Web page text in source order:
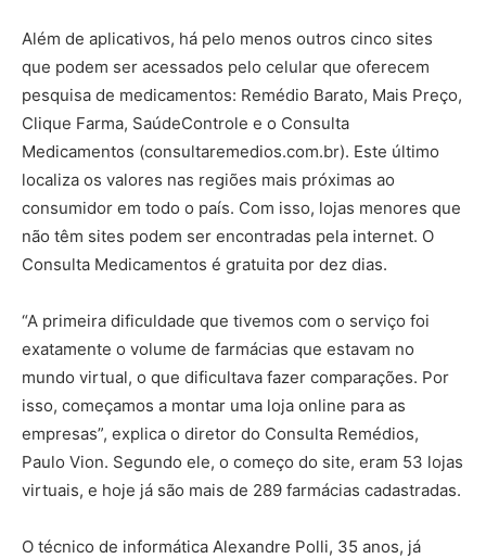
Além de aplicativos, há pelo menos outros cinco sites
que podem ser acessados pelo celular que oferecem
pesquisa de medicamentos: Remédio Barato, Mais Preço,
Clique Farma, SaúdeControle e o Consulta
Medicamentos (consultaremedios.com.br). Este último
localiza os valores nas regiões mais próximas ao
consumidor em todo o país. Com isso, lojas menores que
não têm sites podem ser encontradas pela internet. O
Consulta Medicamentos é gratuita por dez dias.
“A primeira dificuldade que tivemos com o serviço foi
exatamente o volume de farmácias que estavam no
mundo virtual, o que dificultava fazer comparações. Por
isso, começamos a montar uma loja online para as
empresas”, explica o diretor do Consulta Remédios,
Paulo Vion. Segundo ele, o começo do site, eram 53 lojas
virtuais, e hoje já são mais de 289 farmácias cadastradas.
O técnico de informática Alexandre Polli, 35 anos, já